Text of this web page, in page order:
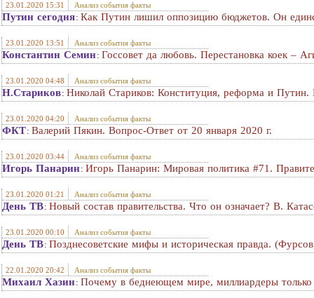
23.01.2020 15:31 Анализ события факты
Путин сегодня: Как Путин лишил оппозицию бюджетов. Он
23.01.2020 13:51 Анализ события факты
Константин Семин: Госсовет да любовь. Перестановка коек –
23.01.2020 04:48 Анализ события факты
Н.Стариков: Николай Стариков: Конституция, реформа и Путин.
23.01.2020 04:20 Анализ события факты
ФКТ: Валерий Пякин. Вопрос-Ответ от 20 января 2020 г.
23.01.2020 03:44 Анализ события факты
Игорь Панарин: Игорь Панарин: Мировая политика #71.
23.01.2020 01:21 Анализ события факты
День ТВ: Новый состав правительства. Что он означает? В.
23.01.2020 00:10 Анализ события факты
День ТВ: Позднесоветские мифы и историческая правда.
22.01.2020 20:42 Анализ события факты
Михаил Хазин: Почему в беднеющем мире, миллиардеры